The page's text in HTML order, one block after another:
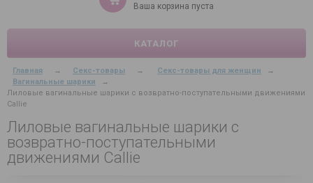
Ваша корзина пуста
КАТАЛОГ
Главная → Секс-товары → Секс-товары для женщин
→
Вагинальные шарики
→
Лиловые вагинальные шарики с возвратно-поступательными движениями
Callie
Лиловые вагинальные шарики с
возвратно-поступательными
движениями Callie